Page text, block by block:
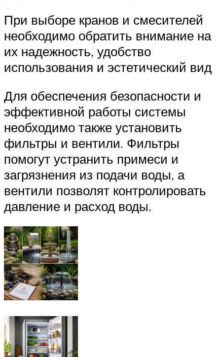
При выборе кранов и смесителей
необходимо обратить внимание на
их надежность, удобство
использования и эстетический вид
Для обеспечения безопасности и
эффективной работы системы
необходимо также установить
фильтры и вентили. Фильтры
помогут устранить примеси и
загрязнения из подачи воды, а
вентили позволят контролировать
давление и расход воды.